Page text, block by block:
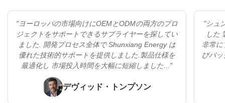
"ヨーロッパの市場向けにOEMとODMの両方のプロ
ジェクトをサポートできるサプライヤーを探してい
ました. 開発プロセス全体で Shunxiang Energy は
優れた技術的サポートを提供しました.製品仕様を
最適化し 市場投入時間を大幅に短縮しました..."
デヴィッド・トンプソン
"シュ
した
非常に
びバ